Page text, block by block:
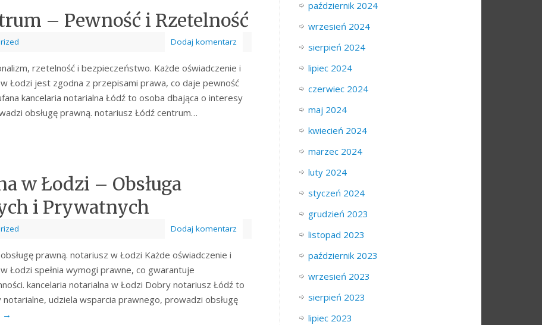
– Pewność i Rzetelność
Dodaj komentarz
rzetelność i bezpieczeństwo. Każde oświadczenie i
Łodzi jest zgodna z przepisami prawa, co daje pewność
kancelaria notarialna Łódź to osoba dbająca o interesy
obsługę prawną. notariusz Łódź centrum…
w Łodzi – Obsługa
i Prywatnych
Dodaj komentarz
prawną. notariusz w Łodzi Każde oświadczenie i
Łodzi spełnia wymogi prawne, co gwarantuje
kancelaria notarialna w Łodzi Dobry notariusz Łódź to
udziela wsparcia prawnego, prowadzi obsługę
→
październik 2024
wrzesień 2024
sierpień 2024
lipiec 2024
czerwiec 2024
maj 2024
kwiecień 2024
marzec 2024
luty 2024
styczeń 2024
grudzień 2023
listopad 2023
październik 2023
wrzesień 2023
sierpień 2023
lipiec 2023